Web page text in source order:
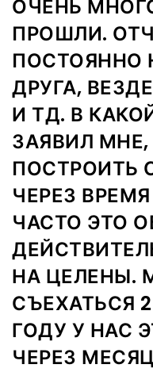
ОЧЕНЬ
ПРОШЛИ.
ПОСТОЯННО
ДРУГА,
И ТД. В
ЗАЯВИЛ
ПОСТРОИТЬ
ЧЕРЕЗ
ЧАСТО ЭТО
НА ЦЕЛЕНЫ.
СЪЕХАТЬСЯ
ГОДУ У НАС
ЧЕРЕЗ